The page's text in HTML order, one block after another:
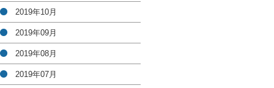
2019年10月
2019年09月
2019年08月
2019年07月